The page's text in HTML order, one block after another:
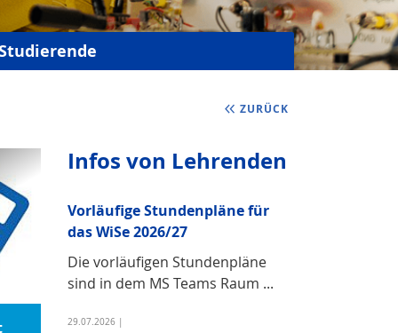
ZURÜCK
Infos von Lehrenden
Vorläufige Stundenpläne für
das WiSe 2026/27
Die vorläufigen Stundenpläne
sind in dem MS Teams Raum ...
29.07.2026 |